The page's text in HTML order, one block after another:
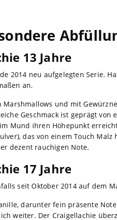
13 Jahre
2014 neu aufgelegten Serie.
an.
und mit
Geschmack ist geprägt von
Mund ihren Höhepunkt
das von einem Touch
dezent rauchigen Note.
17 Jahre
seit Oktober 2014 auf dem
darunter fein präsente
weiter. Der Craigellachie